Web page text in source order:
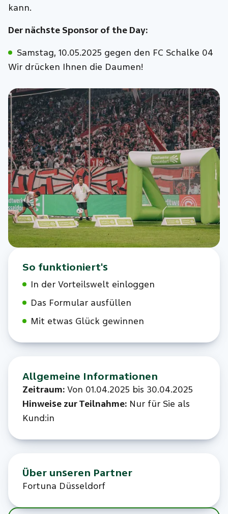
kann.
Der nächste Sponsor of the Day:
Samstag, 10.05.2025 gegen den FC Schalke 04
Wir drücken Ihnen die Daumen!
So funktioniert's
In der Vorteilswelt einloggen
Das Formular ausfüllen
Mit etwas Glück gewinnen
Allgemeine Informationen
Zeitraum:Von 01.04.2025 bis 30.04.2025
Hinweise zur Teilnahme:Nur für Sie als
Kund:in
Über unseren Partner
Fortuna Düsseldorf